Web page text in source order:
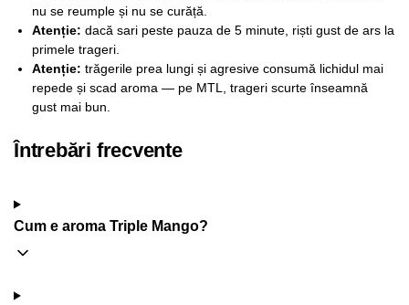
nu se reumple și nu se curăță.
Atenție: dacă sari peste pauza de 5 minute, riști gust de ars la
primele trageri.
Atenție: trăgerile prea lungi și agresive consumă lichidul mai
repede și scad aroma — pe MTL, trageri scurte înseamnă
gust mai bun.
Întrebări frecvente
Cum e aroma Triple Mango?